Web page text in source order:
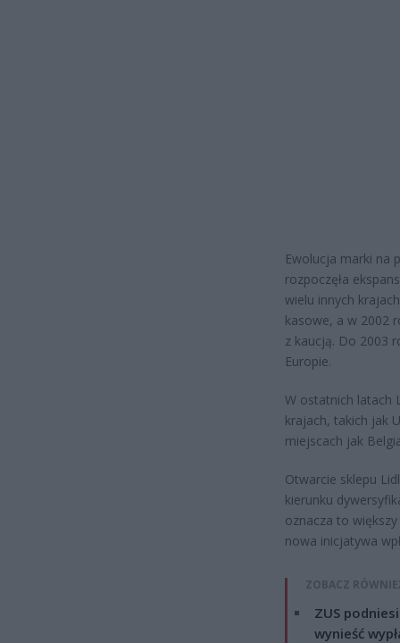
Ewolucja marki na
rozpoczęła
wielu innych
kasowe, a w 2002
z kaucją. Do 2003
Europie.
W ostatnich latach
krajach, takich jak
miejscach jak
Otwarcie sklepu
kierunku
oznacza to
nowa inicjatywa
ZOBACZ
ZUS
wynieść